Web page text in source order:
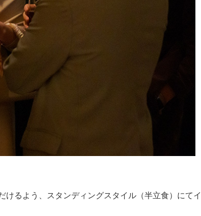
けるよう、スタンディングスタイル（半立食）にてイ